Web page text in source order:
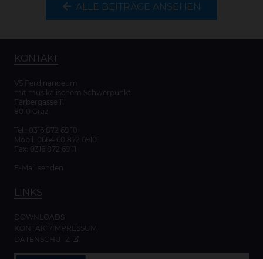
ALLE BEITRÄGE ANSEHEN
KONTAKT
VS Ferdinandeum
mit musikalischem Schwerpunkt
Färbergasse 11
8010 Graz
Tel.: 0316 872 69 10
Mobil: 0664 60 872 6910
Fax: 0316 872 69 11
E-Mail senden
LINKS
DOWNLOADS
KONTAKT/IMPRESSUM
DATENSCHUTZ